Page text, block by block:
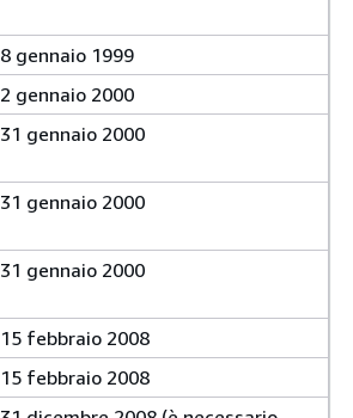
8 gennaio 1999
2 gennaio 2000
31 gennaio 2000
31 gennaio 2000
31 gennaio 2000
15 febbraio 2008
15 febbraio 2008